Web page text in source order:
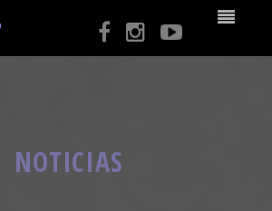
NOTICIAS